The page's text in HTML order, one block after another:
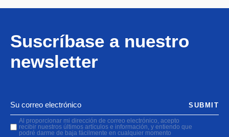
Suscríbase a nuestro
newsletter
Al proporcionar mi dirección de correo electrónico, acepto
recibir nuestros últimos artículos e información, y entiendo que
podré darme de baja fácilmente en cualquier momento
SUBMIT